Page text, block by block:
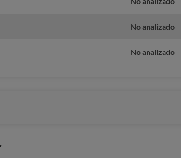
No analizado
No analizado